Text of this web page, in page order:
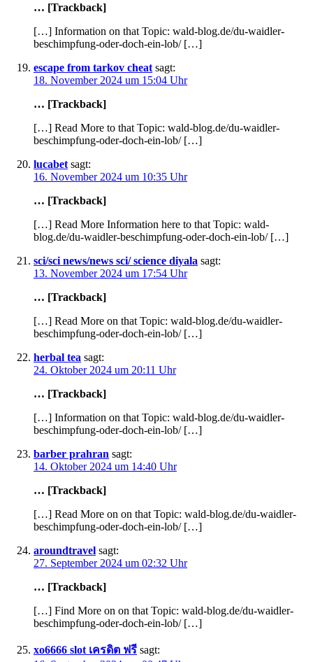
… [Trackback]
[…] Information on that Topic: wald-blog.de/du-waidler-
beschimpfung-oder-doch-ein-lob/ […]
escape from tarkov cheat sagt:
18. November 2024 um 15:04 Uhr
… [Trackback]
[…] Read More to that Topic: wald-blog.de/du-waidler-
beschimpfung-oder-doch-ein-lob/ […]
lucabet sagt:
16. November 2024 um 10:35 Uhr
… [Trackback]
[…] Read More Information here to that Topic: wald-
blog.de/du-waidler-beschimpfung-oder-doch-ein-lob/ […]
sci/sci news/news sci/ science diyala sagt:
13. November 2024 um 17:54 Uhr
… [Trackback]
[…] Read More on that Topic: wald-blog.de/du-waidler-
beschimpfung-oder-doch-ein-lob/ […]
herbal tea sagt:
24. Oktober 2024 um 20:11 Uhr
… [Trackback]
[…] Information on that Topic: wald-blog.de/du-waidler-
beschimpfung-oder-doch-ein-lob/ […]
barber prahran sagt:
14. Oktober 2024 um 14:40 Uhr
… [Trackback]
[…] Read More on on that Topic: wald-blog.de/du-waidler-
beschimpfung-oder-doch-ein-lob/ […]
aroundtravel sagt:
27. September 2024 um 02:32 Uhr
… [Trackback]
[…] Find More on on that Topic: wald-blog.de/du-waidler-
beschimpfung-oder-doch-ein-lob/ […]
xo6666 slot เครดิต ฟรี sagt: